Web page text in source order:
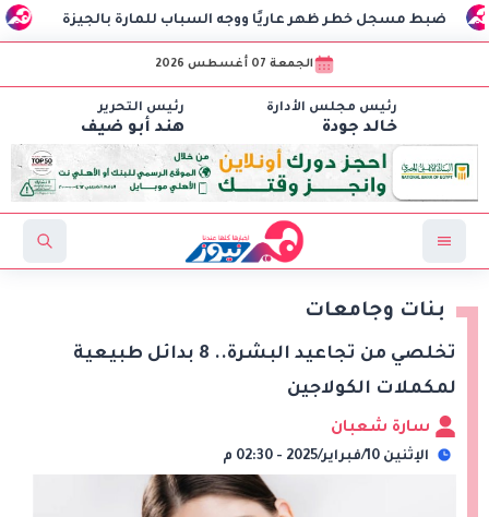
مسجل خطر ظهر عاريًا ووجه السباب للمارة بالجيزة
الجمعة 07 أغسطس 2026
رئيس مجلس الأدارة
خالد جودة
رئيس التحرير
هند أبو ضيف
بنات وجامعات
تخلصي من تجاعيد البشرة.. 8 بدائل طبيعية
لمكملات الكولاجين
سارة شعبان
الإثنين 10/فبراير/2025 - 02:30 م